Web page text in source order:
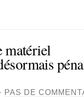
matériel
· PAS DE